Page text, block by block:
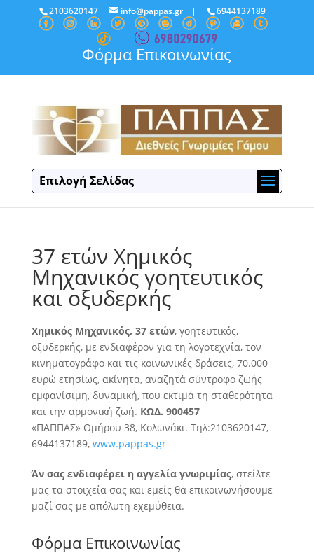
2103620147 info@pappas.gr| 6944137189
Φόρμα Επικοινωνίας
Επιλογή Σελίδας
37 ετών Χημικός
Μηχανικός γοητευτικός
και οξυδερκής
Χημικός Μηχανικός, 37 ετών, γοητευτικός,
οξυδερκής, με ενδιαφέρον για τη λογοτεχνία, τον
κινηματογράφο και τις κοινωνικές δράσεις, 70.000
ευρώ ετησίως, ακίνητα, αναζητά σύντροφο ζωής
εμφανίσιμη, δυναμική, που εκτιμά τη σταθερότητα
και την αρμονική ζωή. ΚΩΔ. 900457
«ΠΑΠΠΑΣ» Ομήρου 38, Κολωνάκι. Τηλ:2103620147,
6944137189, www.pappas.gr
Άν σας ενδιαφέρει η αγγελία γνωριμίας, στείλτε
μας τα στοιχεία σας και εμείς θα επικοινωνήσουμε
μαζί σας με απόλυτη εχεμύθεια.
Φόρμα Επικοινωνίας